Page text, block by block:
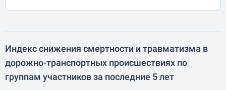
Индекс снижения смертности и травматизма в
дорожно-транспортных происшествиях по
группам участников за последние 5 лет